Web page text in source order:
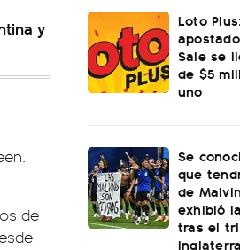
y
de
Loto
Sale se
de $5
uno
Se
que
de
exhibió
tras el
Inglaterra